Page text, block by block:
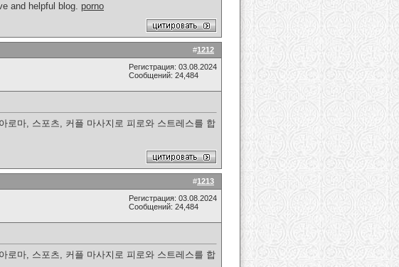
and helpful blog. porno
#1212
Регистрация: 03.08.2024
Сообщений: 24,484
로마, 스포츠, 커플 마사지로 피로와 스트레스를 합
#1213
Регистрация: 03.08.2024
Сообщений: 24,484
로마, 스포츠, 커플 마사지로 피로와 스트레스를 합